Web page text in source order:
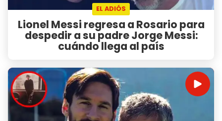
EL ADIÓS
Lionel Messi regresa a Rosario para
despedir a su padre Jorge Messi:
cuándo llega al país